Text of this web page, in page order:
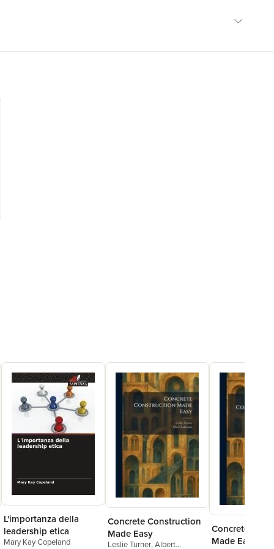
L'importanza della
leadership etica
Mary Kay Copeland
Concrete Construction
Made Easy
Leslie Turner,Albert
Concrete
Made Easy